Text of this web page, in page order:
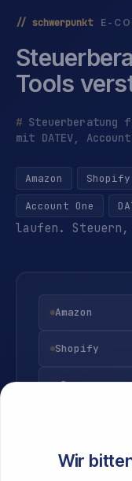
// schwerpunktE-
Tools
Steuerberatung
mit DATEV,
Amazon Shopify
Account One
laufen. Steuern,
Amazon
Shopify
eBay
JTL / Plenty
Wir